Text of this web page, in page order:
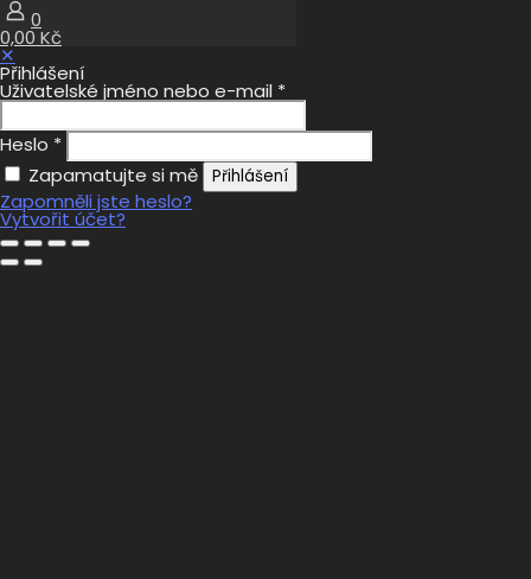
0
0,00 Kč
✕
Přihlášení
Uživatelské jméno nebo e-mail *
Heslo *
Zapamatujte si mě
Přihlášení
Zapomněli jste heslo?
Vytvořit účet?